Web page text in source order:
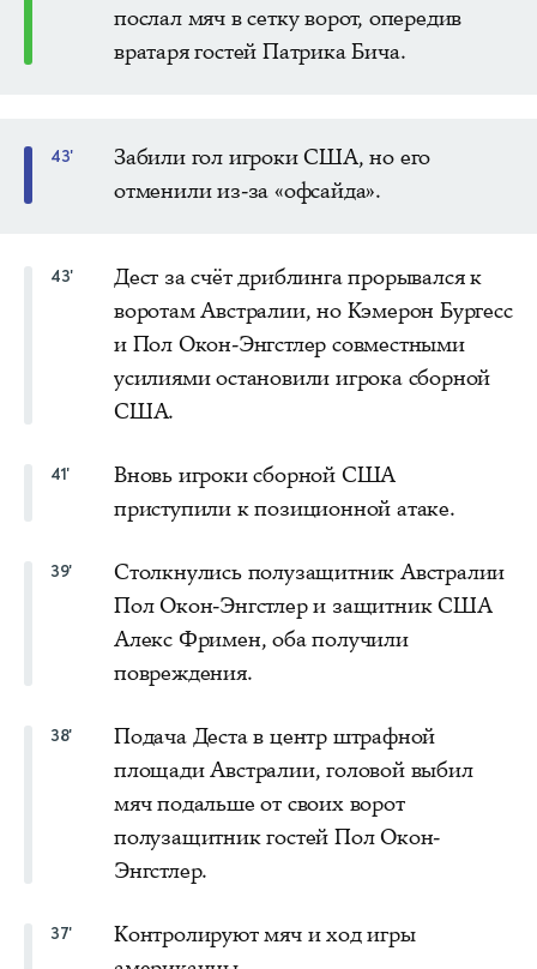
послал мяч в сетку ворот, опередив
вратаря гостей Патрика Бича.
43'
Забили гол игроки США, но его
отменили из-за «офсайда».
43'
Дест за счёт дриблинга прорывался к
воротам Австралии, но Кэмерон Бургесс
и Пол Окон-Энгстлер совместными
усилиями остановили игрока сборной
США.
41'
Вновь игроки сборной США
приступили к позиционной атаке.
39'
Столкнулись полузащитник Австралии
Пол Окон-Энгстлер и защитник США
Алекс Фримен, оба получили
повреждения.
38'
Подача Деста в центр штрафной
площади Австралии, головой выбил
мяч подальше от своих ворот
полузащитник гостей Пол Окон-
Энгстлер.
37'
Контролируют мяч и ход игры